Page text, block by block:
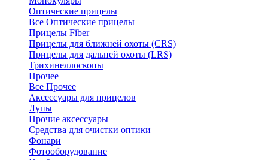
Оптические прицелы
Все Оптические прицелы
Прицелы Fiber
Прицелы для ближней охоты (CRS)
Прицелы для дальней охоты (LRS)
Трихинеллоскопы
Прочее
Все Прочее
Аксессуары для прицелов
Лупы
Прочие аксессуары
Средства для очистки оптики
Фонари
Фотооборудование